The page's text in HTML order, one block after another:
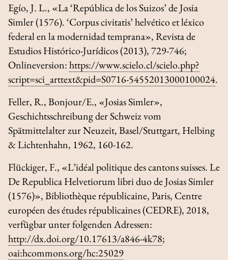
Egío, J. L., «La ‘República de los Suizos’ de Josia
Simler (1576). ‘Corpus civitatis’ helvético et léxico
federal en la modernidad temprana»,Revista de
Estudios Histórico-Jurídicos(2013), 729-746;
Onlineversion:https://www.scielo.cl/scielo.php?
script=sci_arttext&pid=S0716-54552013000100024.
Feller, R., Bonjour/E., «Josias Simler»,
Geschichtsschreibung der Schweiz vom
Spätmittelalter zur Neuzeit, Basel/Stuttgart, Helbing
& Lichtenhahn, 1962, 160-162.
Flückiger, F., «L’idéal politique des cantons suisses. Le
De Republica Helvetiorum libri duode Josias Simler
(1576)»,Bibliothèque républicaine, Paris, Centre
européen des études républicaines (CEDRE), 2018,
verfügbar unter folgenden Adressen:
http://dx.doi.org/10.17613/a846-4k78;
oai:hcommons.org/hc:25029